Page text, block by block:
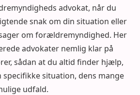
advokat, når du
snak om din situation eller
om forældremyndighed. Her
advokater nemlig klar på
sådan at du altid finder hjælp,
specifikke situation, dens mange
udfald.